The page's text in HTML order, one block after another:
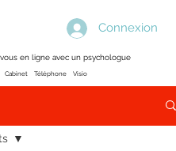
Connexion
en ligne avec un psychologue
Cabinet Téléphone Visio